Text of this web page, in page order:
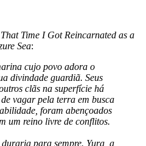
That Time I Got Reincarnated as a
Sea:
cujo povo adora o
divindade guardiã. Seus
clãs na superfície há
vagar pela terra em busca
foram abençoados
um reino livre de conflitos.
duraria para sempre. Yura, a